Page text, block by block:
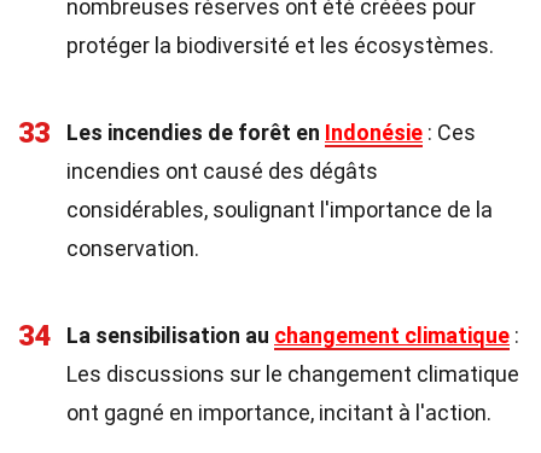
nombreuses réserves ont été créées pour
protéger la biodiversité et les écosystèmes.
33 Les incendies de forêt en Indonésie : Ces
incendies ont causé des dégâts
considérables, soulignant l'importance de la
conservation.
34 La sensibilisation au changement climatique :
Les discussions sur le changement climatique
ont gagné en importance, incitant à l'action.